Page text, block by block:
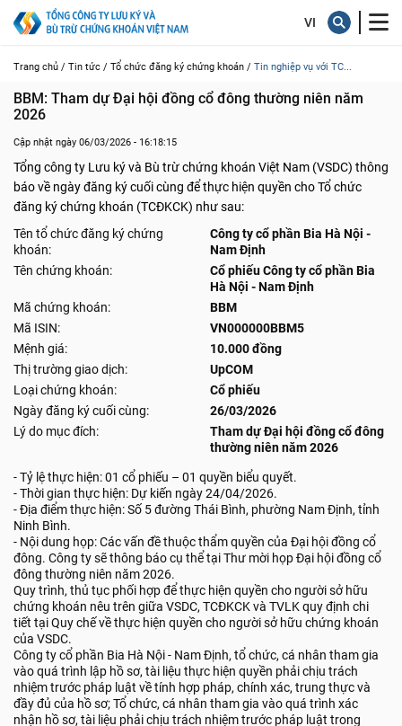
Trang chủ / Tin tức / Tổ chức đăng ký chứng khoán / Tin nghiệp vụ với TC...
BBM: Tham dự Đại hội đồng cổ đông thường niên năm
2026
Cập nhật ngày 06/03/2026 - 16:18:15
Tổng công ty Lưu ký và Bù trừ chứng khoán Việt Nam (VSDC) thông
báo về ngày đăng ký cuối cùng để thực hiện quyền cho Tổ chức
đăng ký chứng khoán (TCĐKCK) như sau:
Tên tổ chức đăng ký chứng
khoán:
Công ty cổ phần Bia Hà Nội -
Nam Định
Tên chứng khoán:
Cổ phiếu Công ty cổ phần Bia
Hà Nội - Nam Định
Mã chứng khoán:
BBM
Mã ISIN:
VN000000BBM5
Mệnh giá:
10.000 đồng
Thị trường giao dịch:
UpCOM
Loại chứng khoán:
Cổ phiếu
Ngày đăng ký cuối cùng:
26/03/2026
Lý do mục đích:
Tham dự Đại hội đồng cổ đông
thường niên năm 2026
- Tỷ lệ thực hiện: 01 cổ phiếu – 01 quyền biểu quyết.
- Thời gian thực hiện: Dự kiến ngày 24/04/2026.
- Địa điểm thực hiện: Số 5 đường Thái Bình, phường Nam Định, tỉnh
Ninh Bình.
- Nội dung họp: Các vấn đề thuộc thẩm quyền của Đại hội đồng cổ
đông. Công ty sẽ thông báo cụ thể tại Thư mời họp Đại hội đồng cổ
đông thường niên năm 2026.
Quy trình, thủ tục phối hợp để thực hiện quyền cho người sở hữu
chứng khoán nêu trên giữa VSDC, TCĐKCK và TVLK quy định chi
tiết tại Quy chế về thực hiện quyền cho người sở hữu chứng khoán
của VSDC.
Công ty cổ phần Bia Hà Nội - Nam Định, tổ chức, cá nhân tham gia
vào quá trình lập hồ sơ, tài liệu thực hiện quyền phải chịu trách
nhiệm trước pháp luật về tính hợp pháp, chính xác, trung thực và
đầy đủ của hồ sơ; Tổ chức, cá nhân tham gia vào quá trình xác
nhận hồ sơ, tài liệu phải chịu trách nhiệm trước pháp luật trong